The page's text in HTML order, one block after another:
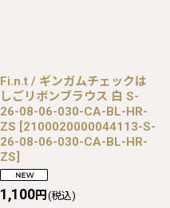
Fi.n.t / ギンガムチェックは
しごリボンブラウス 白 S-
26-08-06-030-CA-BL-HR-
ZS [2100020000044113-S-
26-08-06-030-CA-BL-HR-
ZS]
1,100円 (税込)